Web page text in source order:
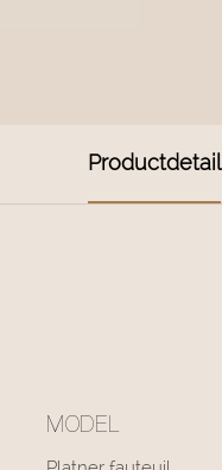
Productdetail
MODEL